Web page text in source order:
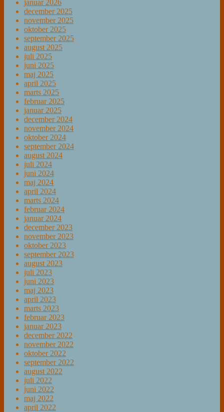
januar 2026
december 2025
november 2025
oktober 2025
september 2025
august 2025
juli 2025
juni 2025
maj 2025
april 2025
marts 2025
februar 2025
januar 2025
december 2024
november 2024
oktober 2024
september 2024
august 2024
juli 2024
juni 2024
maj 2024
april 2024
marts 2024
februar 2024
januar 2024
december 2023
november 2023
oktober 2023
september 2023
august 2023
juli 2023
juni 2023
maj 2023
april 2023
marts 2023
februar 2023
januar 2023
december 2022
november 2022
oktober 2022
september 2022
august 2022
juli 2022
juni 2022
maj 2022
april 2022